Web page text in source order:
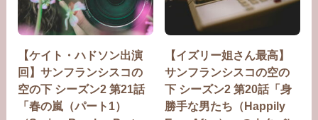
【ケイト・ハドソン出演
回】サンフランシスコの
空の下 シーズン2 第21話
「春の嵐（パート1）
【イズリー姐さん最高】
サンフランシスコの空の
下 シーズン2 第20話「身
勝手な男たち（Happily